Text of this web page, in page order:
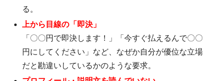
る。
上から目線の「即決」
「〇〇円で即決します！」「今すぐ払えるんで〇〇
円にしてください」など、なぜか自分が優位な立場
だと勘違いしているかのような要求。